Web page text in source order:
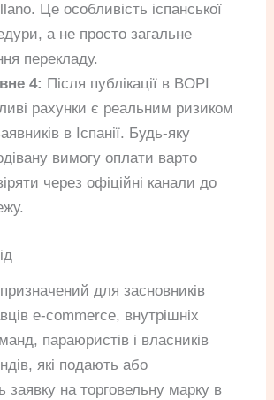
Це особливість іспанської
а не просто загальне
перекладу.
4: Після публікації в BOPI
рахунки є реальним ризиком
в Іспанії. Будь-яку
вимогу оплати варто
через офіційні канали до
для засновників
e-commerce, внутрішніх
параюристів і власників
які подають або
заявку на торговельну марку в